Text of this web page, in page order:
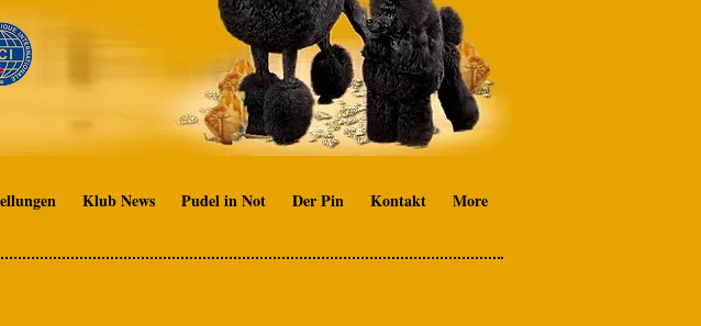
Klub News Pudel in Not Der Pin Kontakt More